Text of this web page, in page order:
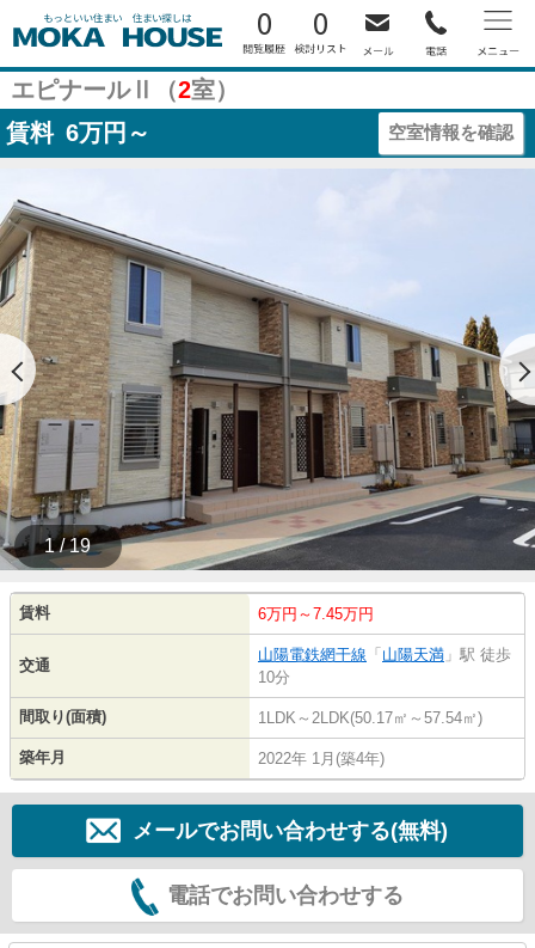
0 0
エピナールⅡ（2室）
賃料 6万円～ 空室情報を確認
1 / 19
賃料 6万円～7.45万円
交通
山陽電鉄網干線 「 山陽天満 」駅 徒歩
10分
間取り(面積) 1LDK～2LDK(50.17㎡～57.54㎡)
築年月 2022年 1月(築4年)
メールでお問い合わせする(無料)
電話でお問い合わせする